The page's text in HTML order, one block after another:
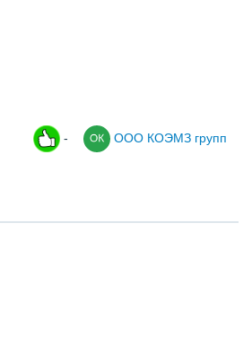
- ООО КОЭМЗ групп